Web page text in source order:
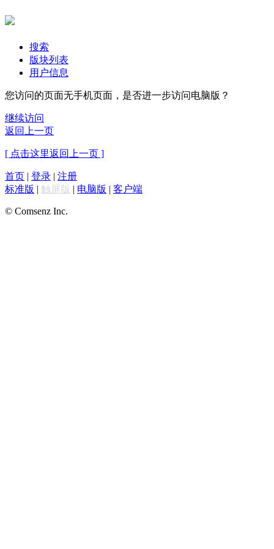
搜索
版块列表
用户信息
您访问的页面无手机页面，是否进一步访问电脑版？
继续访问
返回上一页
[ 点击这里返回上一页 ]
首页 | 登录 | 注册
标准版 | 触屏版 | 电脑版 | 客户端
© Comsenz Inc.